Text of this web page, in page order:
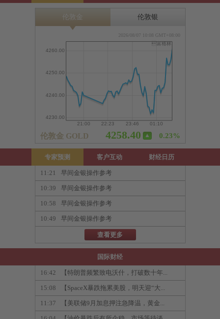
专家预测 客户互动 财经日历
11:21 早间金银操作参考
10:39 早间金银操作参考
10:58 早间金银操作参考
10:49 早间金银操作参考
查看更多
国际财经
16:42 【特朗普频繁致电沃什，打破数十年...
15:08 【SpaceX暴跌拖累美股，明天迎“大...
11:37 【美联储9月加息押注急降温，黄金...